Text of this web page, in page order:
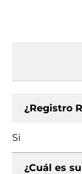
¿Registro
Si
¿Cuál es